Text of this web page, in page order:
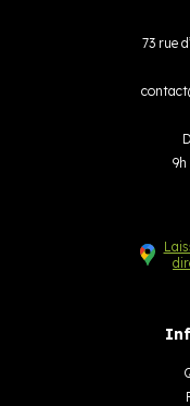
73 rue
contact
9h